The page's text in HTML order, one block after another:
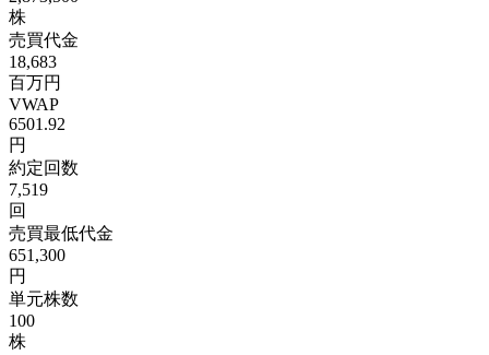
株
売買代金
18,683
百万円
VWAP
6501.92
円
約定回数
7,519
回
売買最低代金
651,300
円
単元株数
100
株